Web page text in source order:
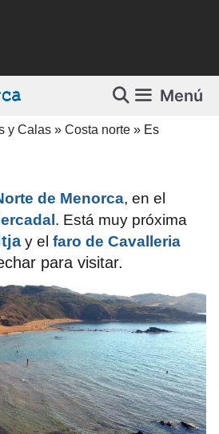
Menú
y Calas » Costa norte » Es
de Menorca, en el
. Está muy próxima
y el faro de Cavalleria
para visitar.